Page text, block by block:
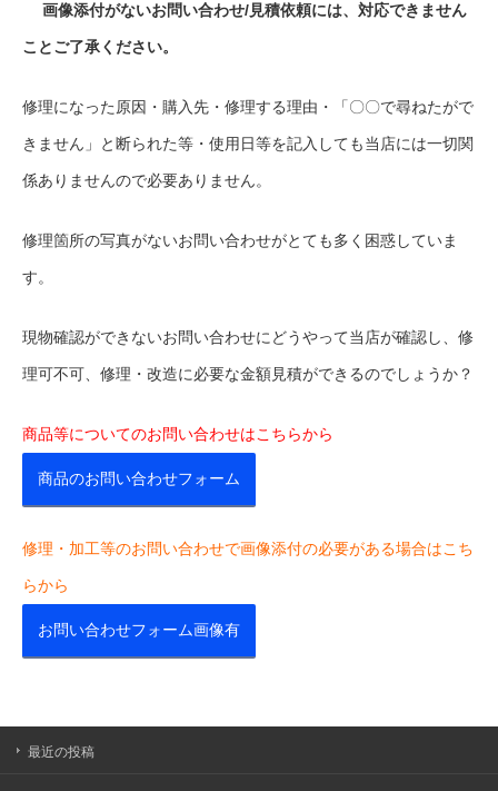
画像添付がないお問い合わせ/見積依頼には、対応できません
ことご了承ください。
修理になった原因・購入先・修理する理由・「〇〇で尋ねたがで
きません」と断られた等・使用日等を記入しても当店には一切関
係ありませんので必要ありません。
修理箇所の写真がないお問い合わせがとても多く困惑していま
す。
現物確認ができないお問い合わせにどうやって当店が確認し、修
理可不可、修理・改造に必要な金額見積ができるのでしょうか？
商品等についてのお問い合わせはこちらから
商品のお問い合わせフォーム
修理・加工等のお問い合わせで画像添付の必要がある場合はこち
らから
お問い合わせフォーム画像有
最近の投稿